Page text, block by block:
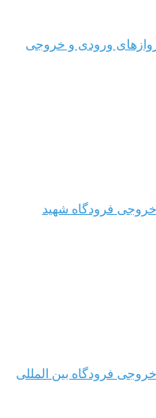
ورودی و خروجی
فرودگاه شهید
فرودگاه بین المللی